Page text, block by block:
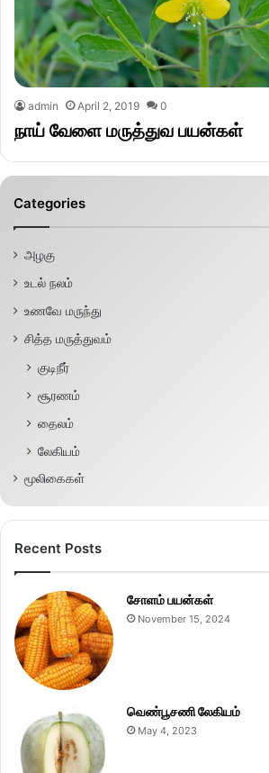
admin April 2, 2019 0
நாய் வேளை மருத்துவ பயன்கள்
Categories
அழகு
உடல் நலம்
உணவே மருந்து
சித்த மருத்துவம்
குடிநீர்
சூரணம்
தைலம்
லேகியம்
மூலிகைகள்
Recent Posts
சோளம் பயன்கள்
November 15, 2024
வெண்பூசணி லேகியம்
May 4, 2023